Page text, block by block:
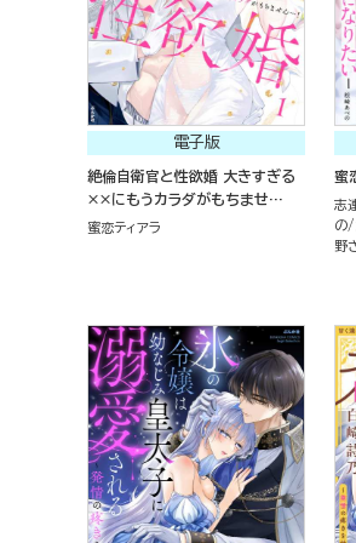
電子版
絶倫自衛官と性欲婚 大きすぎる
××にもうカラダがもちませ
ん…！ （1）
蜜恋ティアラ
蜜
志
の
野